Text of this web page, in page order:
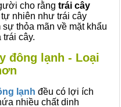
cho rằng trái cây
nhiên như trái cây
thỏa mãn về mặt khẩu
cây.
đông lạnh - Loại
lạnh đều có lợi ích
nhiều chất dinh